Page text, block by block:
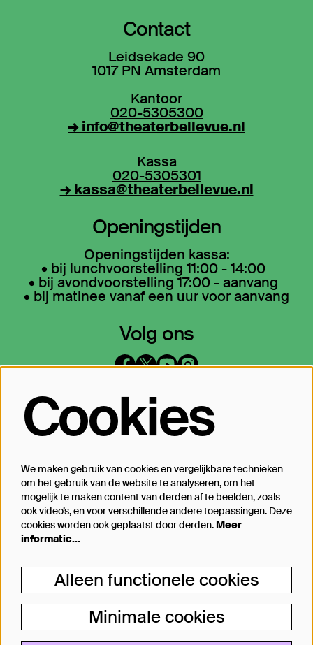
Contact
Leidsekade 90
1017 PN Amsterdam
Kantoor
020-5305300
→ info@theaterbellevue.nl
Kassa
020-5305301
→ kassa@theaterbellevue.nl
Openingstijden
Openingstijden kassa:
• bij lunchvoorstelling 11:00 - 14:00
• bij avondvoorstelling 17:00 - aanvang
• bij matinee vanaf een uur voor aanvang
Volg ons
Op de hoogte blijven?
Inschrijven
Steun Theater Bellevue
Je kunt Theater Bellevue ook steunen, van
een kleine donatie bij aankoop van jouw
kaartje tot aan particulier producent.
Cookies
We maken gebruik van cookies en vergelijkbare technieken
om het gebruik van de website te analyseren, om het
mogelijk te maken content van derden af te beelden, zoals
ook video’s, en voor verschillende andere toepassingen. Deze
cookies worden ook geplaatst door derden. Meer
informatie…
Alleen functionele cookies
Minimale cookies